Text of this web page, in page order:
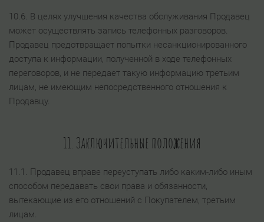
10.6. В целях улучшения качества обслуживания Продавец
может осуществлять запись телефонных разговоров.
Продавец предотвращает попытки несанкционированного
доступа к информации, полученной в ходе телефонных
переговоров, и не передает такую информацию третьим
лицам, не имеющим непосредственного отношения к
Продавцу.
11. Заключительные положения
11.1. Продавец вправе переуступать либо каким-либо иным
способом передавать свои права и обязанности,
вытекающие из его отношений с Покупателем, третьим
лицам.